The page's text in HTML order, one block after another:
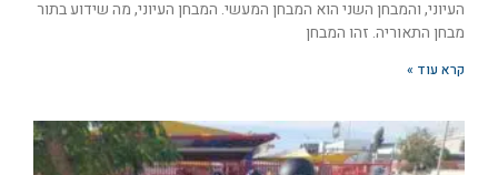
העיוני, והמבחן השני הוא המבחן המעשי. המבחן העיוני, מה שידוע בתור
מבחן התאוריה. זהו המבחן
קרא עוד »